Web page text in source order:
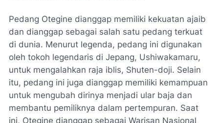
Pedang Otegine dianggap memiliki kekuatan ajaib
dan dianggap sebagai salah satu pedang terkuat
di dunia. Menurut legenda, pedang ini digunakan
oleh tokoh legendaris di Jepang, Ushiwakamaru,
untuk mengalahkan raja iblis, Shuten-doji. Selain
itu, pedang ini juga dianggap memiliki kemampuan
untuk mengubah dirinya menjadi ular baja dan
membantu pemiliknya dalam pertempuran. Saat
ini, Otegine dianggap sebagai Warisan Nasional